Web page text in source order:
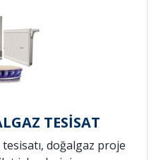
TESİSAT
doğalgaz proje